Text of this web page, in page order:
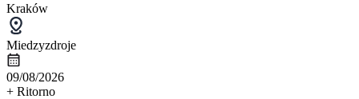
Kraków
Miedzyzdroje
09/08/2026
+ Ritorno